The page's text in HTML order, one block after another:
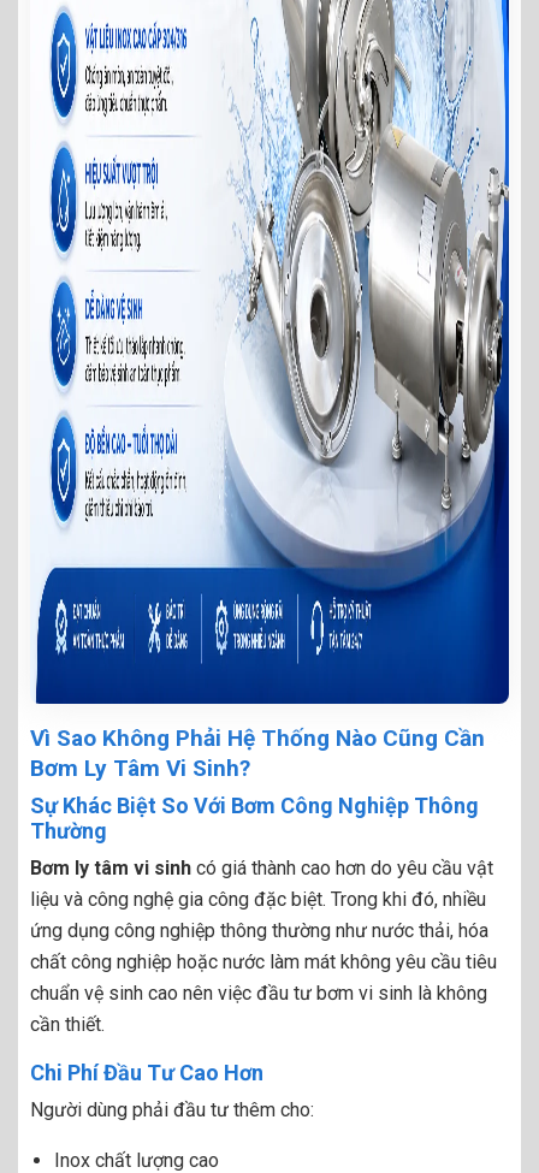
Vì Sao Không Phải Hệ Thống Nào Cũng Cần
Bơm Ly Tâm Vi Sinh?
Sự Khác Biệt So Với Bơm Công Nghiệp Thông
Thường
Bơm ly tâm vi sinh có giá thành cao hơn do yêu cầu vật
liệu và công nghệ gia công đặc biệt. Trong khi đó, nhiều
ứng dụng công nghiệp thông thường như nước thải, hóa
chất công nghiệp hoặc nước làm mát không yêu cầu tiêu
chuẩn vệ sinh cao nên việc đầu tư bơm vi sinh là không
cần thiết.
Chi Phí Đầu Tư Cao Hơn
Người dùng phải đầu tư thêm cho:
Inox chất lượng cao